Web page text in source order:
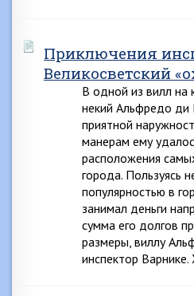
Приключения
Великосветский
В одной из вилл на
некий Альфредо ди
приятной
манерам ему
расположения
города. Пользуясь
популярностью в
занимал деньги
сумма его долгов
размеры, виллу
инспектор Варнике.